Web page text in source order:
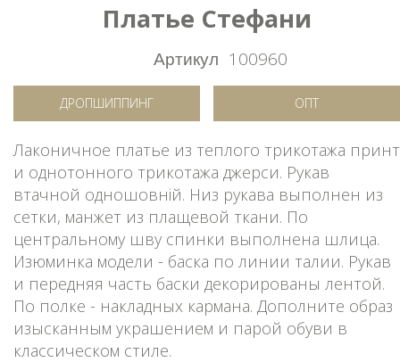
Платье Стефани
Артикул 100960
ДРОПШИППИНГ ОПТ
Лаконичное платье из теплого трикотажа принт
и однотонного трикотажа джерси. Рукав
втачной одношовній. Низ рукава выполнен из
сетки, манжет из плащевой ткани. По
центральному шву спинки выполнена шлица.
Изюминка модели - баска по линии талии. Рукав
и передняя часть баски декорированы лентой.
По полке - накладных кармана. Дополните образ
изысканным украшением и парой обуви в
классическом стиле.